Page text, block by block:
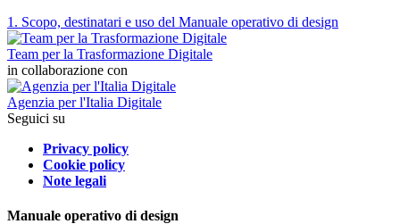
1. Scopo, destinatari e uso del Manuale operativo di design
Team per la Trasformazione Digitale
in collaborazione con
Agenzia per l'Italia Digitale
Seguici su
Privacy policy
Cookie policy
Note legali
Manuale operativo di design